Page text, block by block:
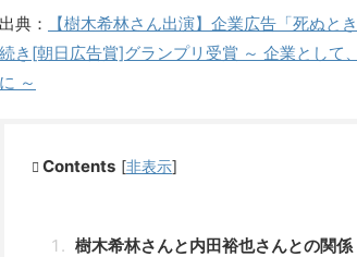
出典：
【樹木希林さん出演】企業広告「死ぬ
続き[朝日広告賞]グランプリ受賞 ～ 企業として
に ～
Contents [非表示]
樹木希林さんと内田裕也さんとの関係